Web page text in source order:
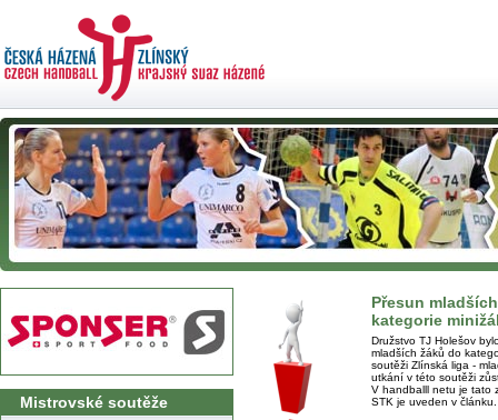
Mistrovské soutěže
Přesun
kategorie
Družstvo TJ Holešov
mladších žáků do
soutěži Zlínská liga -
utkání v této soutěži
V handballl netu je tato
STK je uveden v článku.